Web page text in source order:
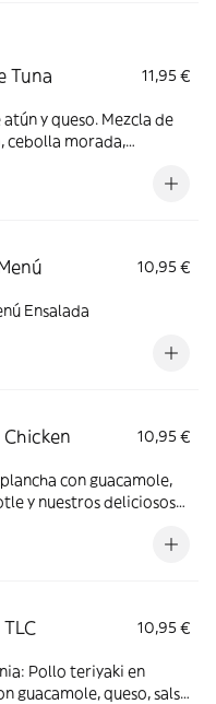
Tuna
11,95 €
y queso. Mezcla de
cebolla morada,
10,95 €
Ensalada
Chicken
10,95 €
con guacamole,
y nuestros deliciosos
10,95 €
Pollo teriyaki en
guacamole, queso, salsa